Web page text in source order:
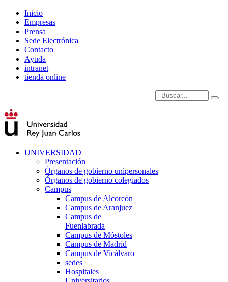
Inicio
Empresas
Prensa
Sede Electrónica
Contacto
Ayuda
intranet
tienda online
Introduce términos de
UNIVERSIDAD
Presentación
Órganos de gobierno unipersonales
Órganos de gobierno colegiados
Campus
Campus de Alcorcón
Campus de Aranjuez
Campus de
Fuenlabrada
Campus de Móstoles
Campus de Madrid
Campus de Vicálvaro
sedes
Hospitales